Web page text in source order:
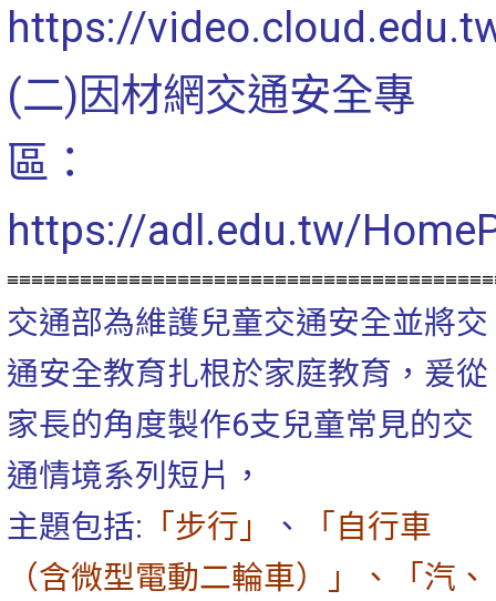
https://
(二)因材網交通安全專
區：
https://adl.edu.tw/
交通部為維護兒童交通安全並將交
通安全教育扎根於家庭教育，爰從
家長的角度製作6支兒童常見的交
通情境系列短片，
主題包括: 「步行」 、
「自行車
（含微型電動二輪車）」、「汽、